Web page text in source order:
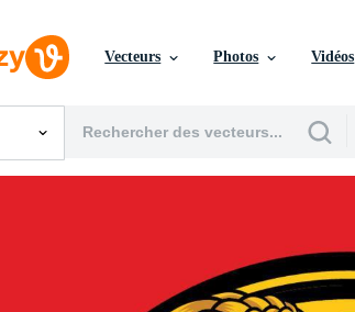
Vecteurs Photos Vidéos